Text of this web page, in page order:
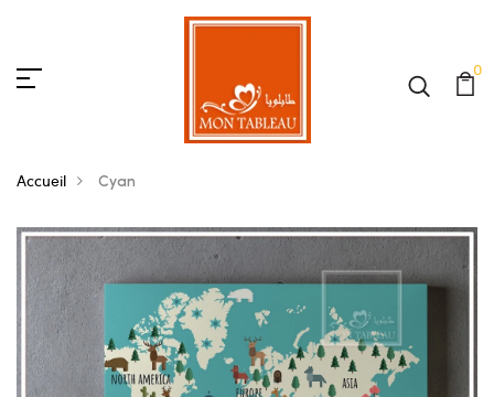
0
Accueil Cyan